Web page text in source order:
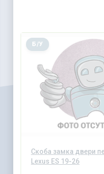
Скоба замка двери
Lexus ES 19-26
Б/У